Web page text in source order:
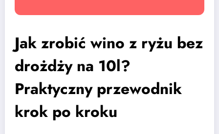
Jak zrobić wino z ryżu bez
drożdży na 10l?
Praktyczny przewodnik
krok po kroku